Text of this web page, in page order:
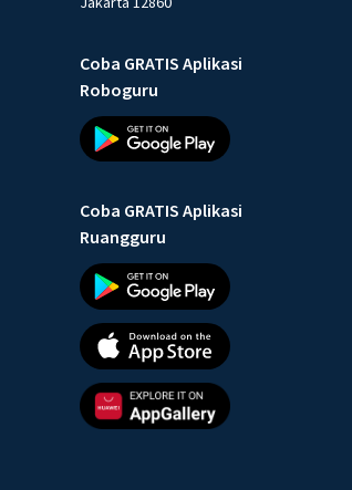
Coba GRATIS Aplikasi
Roboguru
Coba GRATIS Aplikasi
Ruangguru